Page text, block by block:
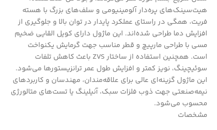
هیت‌سینک‌های پره‌دار آلومینیومی و سلف‌های بزرگ با هسته
فریت، همگی در راستای عملکرد پایدار در توان بالا و جلوگیری از
افزایش دما طراحی شده‌اند. این ماژول دارای کویل القایی ضخیم
مسی با طراحی مارپیچ و قطر مناسب جهت گرمایش یکنواخت
است. همچنین استفاده از ساختار ZVS باعث کاهش تلفات
سوئیچینگ، نویز کمتر و افزایش طول عمر ترانزیستورها می‌شود.
این ماژول گزینه‌ای عالی برای علاقه‌مندان، مهندسان و کاربردهای
نیمه‌صنعتی جهت ذوب فلزات سبک، آنیلینگ یا تست‌های متالورژی
محسوب می‌شود.
مشخصات